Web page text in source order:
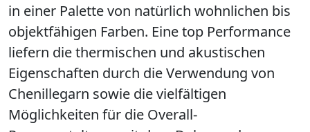
in einer Palette von natürlich wohnlichen bis
objektfähigen Farben. Eine top Performance
liefern die thermischen und akustischen
Eigenschaften durch die Verwendung von
Chenillegarn sowie die vielfältigen
Möglichkeiten für die Overall-